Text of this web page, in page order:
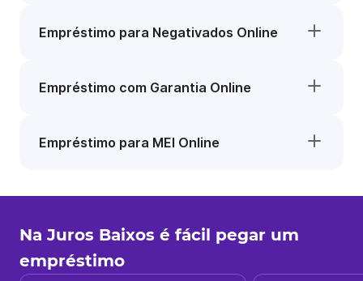
Empréstimo para Negativados Online
Empréstimo com Garantia Online
Empréstimo para MEI Online
Na Juros Baixos é fácil pegar um
empréstimo